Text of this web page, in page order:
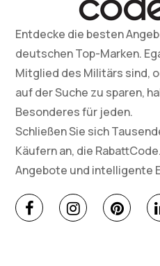
Entdecke die besten
deutschen Top-Marken.
Mitglied des Militärs sind,
auf der Suche zu sparen,
Besonderes für jeden.
Schließen Sie sich
Käufern an, die
Angebote und intelligente